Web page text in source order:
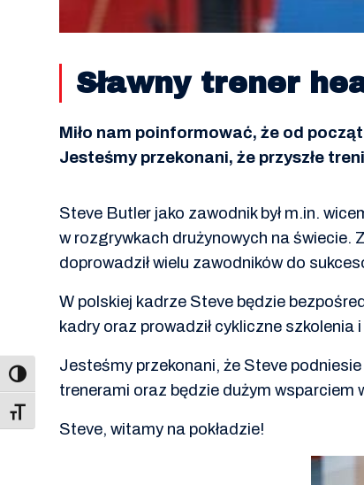
Toggle Font size
Sławny trener
Miło nam poinformować, że od
Jesteśmy przekonani, że przyszłe
Steve Butler jako zawodnik był m.in.
w rozgrywkach drużynowych na świecie.
doprowadził wielu zawodników do
W polskiej kadrze Steve będzie
kadry oraz prowadził cykliczne szkolenia
Jesteśmy przekonani, że Steve
trenerami oraz będzie dużym wsparciem
Steve, witamy na pokładzie!